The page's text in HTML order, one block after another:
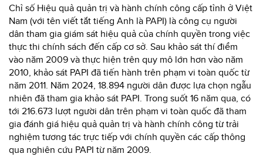
Chỉ số Hiệu quả quản trị và hành chính công cấp tỉnh ở Việt
Nam (với tên viết tắt tiếng Anh là PAPI) là công cụ người
dân tham gia giám sát hiệu quả của chính quyền trong việc
thực thi chính sách đến cấp cơ sở. Sau khảo sát thí điểm
vào năm 2009 và thực hiện trên quy mô lớn hơn vào năm
2010, khảo sát PAPI đã tiến hành trên phạm vi toàn quốc từ
năm 2011. Năm 2024, 18.894 người dân được lựa chọn ngẫu
nhiên đã tham gia khảo sát PAPI. Trong suốt 16 năm qua, có
tới 216.673 lượt người dân trên phạm vi toàn quốc đã tham
gia đánh giá hiệu quả quản trị và hành chính công từ trải
nghiệm tương tác trực tiếp với chính quyền các cấp thông
qua nghiên cứu PAPI từ năm 2009.